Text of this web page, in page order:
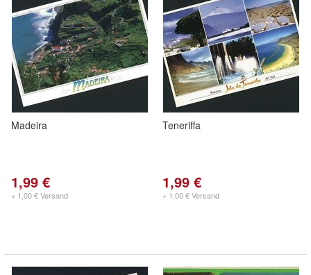
Madeira
1,99 €
+ 1,00 € Versand
Teneriffa
1,99 €
+ 1,00 € Versand